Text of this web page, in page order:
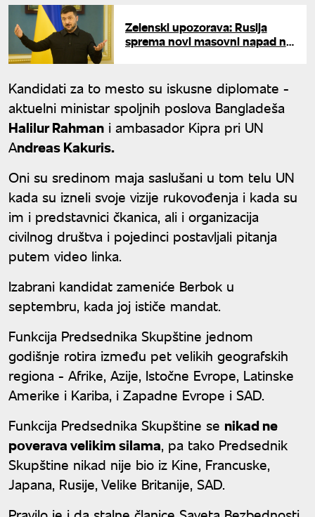
Zelenski upozorava: Rusija
sprema novi masovni napad na
Kandidati za to mesto su iskusne diplomate -
aktuelni ministar spoljnih poslova Bangladeša
Halilur Rahman i ambasador Kipra pri UN
Andreas Kakuris.
Oni su sredinom maja saslušani u tom telu UN
kada su izneli svoje vizije rukovođenja i kada su
im i predstavnici čkanica, ali i organizacija
civilnog društva i pojedinci postavljali pitanja
putem video linka.
Izabrani kandidat zameniće Berbok u
septembru, kada joj ističe mandat.
Funkcija Predsednika Skupštine jednom
godišnje rotira između pet velikih geografskih
regiona - Afrike, Azije, Istočne Evrope, Latinske
Amerike i Kariba, i Zapadne Evrope i SAD.
Funkcija Predsednika Skupštine se nikad ne
poverava velikim silama, pa tako Predsednik
Skupštine nikad nije bio iz Kine, Francuske,
Japana, Rusije, Velike Britanije, SAD.